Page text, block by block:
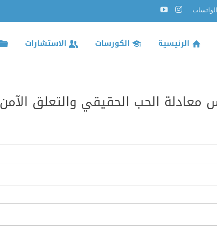
الرئيسية الكورسات الاستشارات
الحب الحقيقي والتعلق الآمن ٢٠٢٤